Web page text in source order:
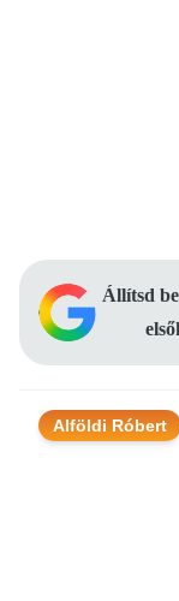
Állítsd
Alföldi Róbert